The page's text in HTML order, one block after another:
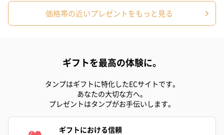
日】（グレー）M（550
日】（スモーキーピン
ク）M（550円）
価格帯の近いプレゼントをもっと見る
ギフトを最高の体験に。
タンプはギフトに特化したECサイトです。
あなたの大切な方へ。
プレゼントはタンプがお手伝いします。
ギフトにおける信頼